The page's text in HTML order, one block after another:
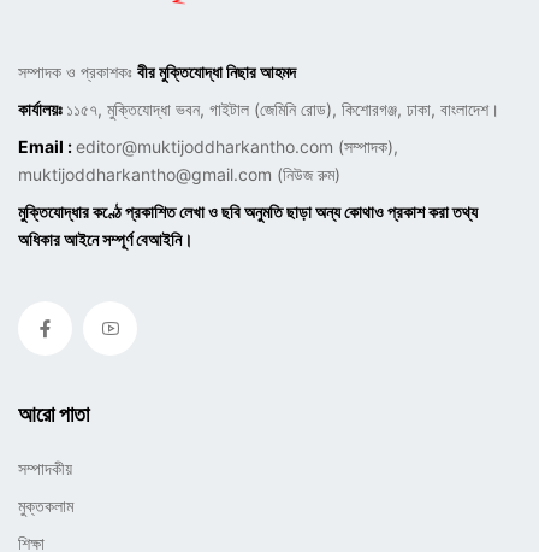
সম্পাদক ও প্রকাশকঃ বীর মুক্তিযোদ্ধা নিছার আহমদ
কার্যালয়ঃ ১১৫৭, মুক্তিযোদ্ধা ভবন, গাইটাল (জেমিনি রোড), কিশোরগঞ্জ, ঢাকা, বাংলাদেশ।
Email :editor@muktijoddharkantho.com (সম্পাদক),
muktijoddharkantho@gmail.com (নিউজ রুম)
মুক্তিযোদ্ধার কণ্ঠে প্রকাশিত লেখা ও ছবি অনুমতি ছাড়া অন্য কোথাও প্রকাশ করা তথ্য
অধিকার আইনে সম্পূর্ণ বেআইনি।
আরো পাতা
সম্পাদকীয়
মুক্তকলাম
শিক্ষা